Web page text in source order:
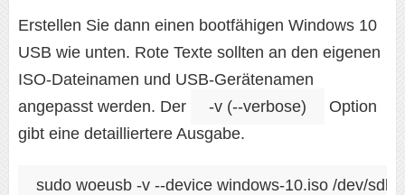
Erstellen Sie dann einen bootfähigen Windows 10
USB wie unten. Rote Texte sollten an den eigenen
ISO-Dateinamen und USB-Gerätenamen
angepasst werden. Der
-v (--verbose)
Option
gibt eine detailliertere Ausgabe.
sudo woeusb -v --device windows-10.iso /dev/sdb